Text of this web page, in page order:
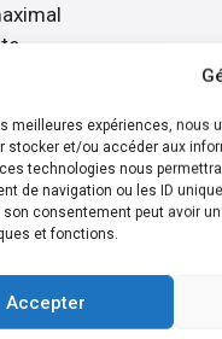
meilleures expériences, nous
stocker et/ou accéder aux
technologies nous
de navigation ou les ID
son consentement peut avoir
et fonctions.
Accepter
gratuitement
la plus efficace
sommes en
panneaux solaire sur
disposons de
branchement
de batteries solaires,